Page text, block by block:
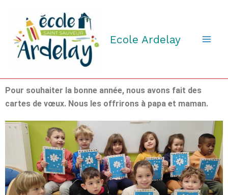
contenu
Ecole Ardelay
Pour souhaiter la bonne année, nous avons fait des
cartes de vœux. Nous les offrirons à papa et maman.